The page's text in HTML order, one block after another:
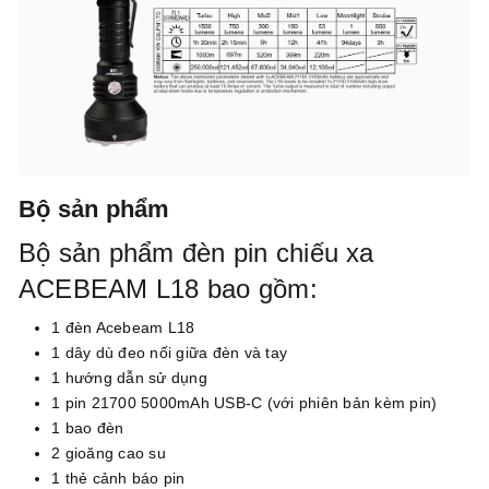
Bộ sản phẩm
Bộ sản phẩm đèn pin chiếu xa
ACEBEAM L18 bao gồm:
1 đèn Acebeam L18
1 dây dù đeo nối giữa đèn và tay
1 hướng dẫn sử dụng
1 pin 21700 5000mAh USB-C (với phiên bản kèm pin)
1 bao đèn
2 gioăng cao su
1 thẻ cảnh báo pin